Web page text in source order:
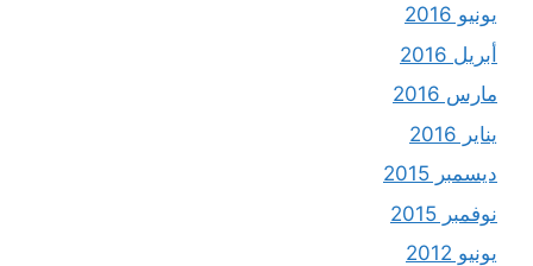
يونيو 2016
أبريل 2016
مارس 2016
يناير 2016
ديسمبر 2015
نوفمبر 2015
يونيو 2012